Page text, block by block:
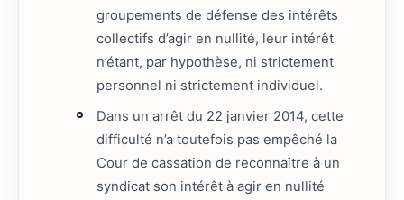
groupements de défense des intérêts
collectifs d’agir en nullité, leur intérêt
n’étant, par hypothèse, ni strictement
personnel ni strictement individuel.
Dans un arrêt du 22 janvier 2014, cette
difficulté n’a toutefois pas empêché la
Cour de cassation de reconnaître à un
syndicat son intérêt à agir en nullité